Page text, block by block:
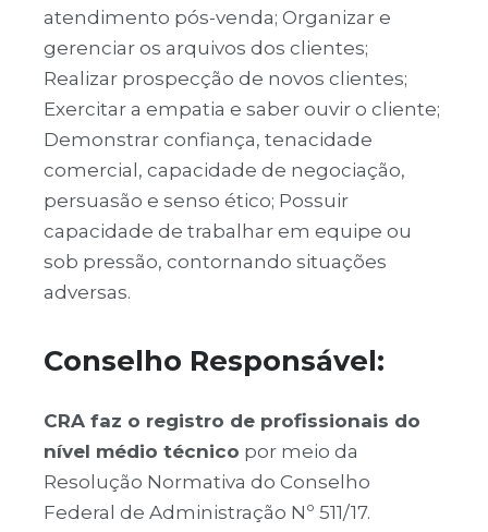
atendimento pós-venda; Organizar e
gerenciar os arquivos dos clientes;
Realizar prospecção de novos clientes;
Exercitar a empatia e saber ouvir o cliente;
Demonstrar confiança, tenacidade
comercial, capacidade de negociação,
persuasão e senso ético; Possuir
capacidade de trabalhar em equipe ou
sob pressão, contornando situações
adversas.
Conselho Responsável:
CRA faz o registro de profissionais do
nível médio técnico por meio da
Resolução Normativa do Conselho
Federal de Administração Nº 511/17.